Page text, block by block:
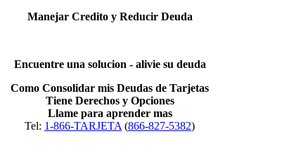
Manejar Credito y Reducir Deuda
Encuentre una solucion - alivie su deuda
Como Consolidar mis Deudas de Tarjetas
Tiene Derechos y Opciones
Llame para aprender mas
Tel: 1-866-TARJETA (866-827-5382)